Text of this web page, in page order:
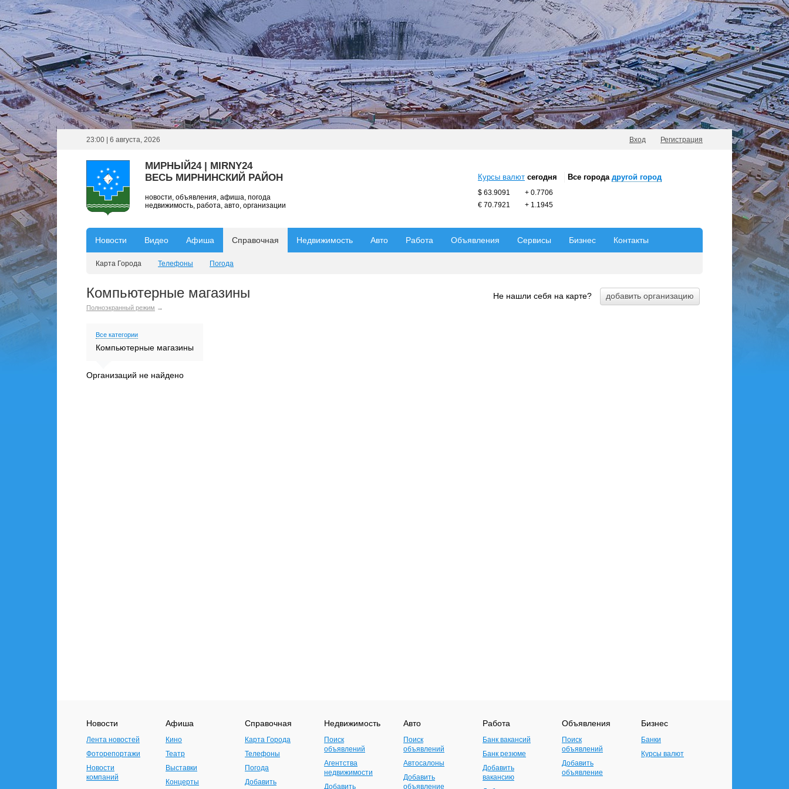
23:00 | 6 августа, 2026 Вход Регистрация
МИРНЫЙ24 | MIRNY24
ВЕСЬ МИРНИНСКИЙ РАЙОН
новости, объявления, афиша, погода
недвижимость, работа, авто, организации
Все города другой город
Курсы валют сегодня
$ 63.9091 + 0.7706
€ 70.7921
+ 1.1945
Новости Видео Афиша Справочная Недвижимость Авто Работа Объявления Сервисы Бизнес Контакты
Карта Города Телефоны Погода
Компьютерные магазины Не нашли себя на карте?
Полноэкранный режим →
Все категории
Компьютерные магазины
Организаций не найдено
Новости
Лента новостей
Фоторепортажи
Новости
компаний
Афиша
Кино
Театр
Выставки
Концерты
Справочная
Карта Города
Телефоны
Погода
Добавить
Недвижимость
Поиск
объявлений
Агентства
недвижимости
Добавить
Авто
Поиск
объявлений
Автосалоны
Добавить
объявление
Работа
Банк вакансий
Банк резюме
Добавить
вакансию
Объявления
Поиск
объявлений
Добавить
объявление
Бизнес
Банки
Курсы валют